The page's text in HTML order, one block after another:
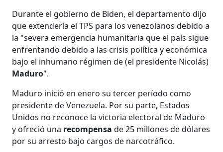
Durante el gobierno de Biden, el departamento dijo
que extendería el TPS para los venezolanos debido a
la "severa emergencia humanitaria que el país sigue
enfrentando debido a las crisis política y económica
bajo el inhumano régimen de (el presidente Nicolás)
Maduro".
Maduro inició en enero su tercer período como
presidente de Venezuela. Por su parte, Estados
Unidos no reconoce la victoria electoral de Maduro
y ofreció una recompensa de 25 millones de dólares
por su arresto bajo cargos de narcotráfico.